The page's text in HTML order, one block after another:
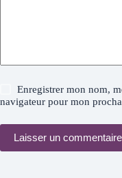
Enregistrer mon nom,
navigateur pour mon
Laisser un commentaire